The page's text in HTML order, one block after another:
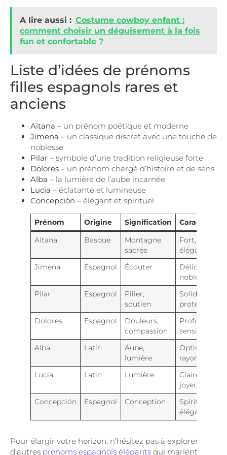
A lire aussi : Costume cowboy enfant :
comment choisir un déguisement à la fois
fun et confortable ?
Liste d’idées de prénoms
filles espagnols rares et
anciens
Aitana – un prénom poétique et moderne
Jimena – un classique discret avec une touche de
noblesse
Pilar – symbole d’une tradition religieuse forte
Dolores – un prénom chargé d’histoire et de sens
Alba – la lumière de l’aube incarnée
Lucia – éclatante et lumineuse
Concepción – élégant et spirituel
Prénom Origine Signification Caractère
Aitana Basque
Montagne
sacrée
Fort,
élégant
Jimena Espagnol Écouter
Délicate,
noble
Pilar Espagnol
Pilier,
soutien
Solide,
protectrice
Dolores Espagnol
Douleurs,
compassion
Profond,
sensible
Alba Latin
Aube,
lumière
Optimiste,
rayonnante
Lucia Latin Lumière
Claire,
joyeuse
Concepción Espagnol Conception
Spirituelle,
élégante
Pour élargir votre horizon, n’hésitez pas à explorer
d’autres prénoms espagnols élégants qui marient